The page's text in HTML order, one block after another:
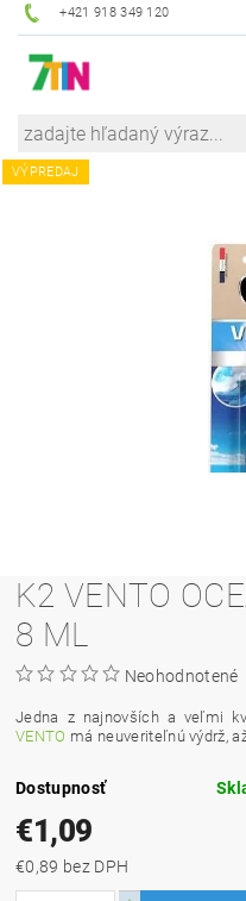
+421 918 349 120
VÝPREDAJ
K2 VENTO
8 ML
Neohodnotené
Jedna z najnovších a veľmi
VENTO má neuveriteľnú výdrž,
Dostupnosť
€1,09
€0,89 bez DPH